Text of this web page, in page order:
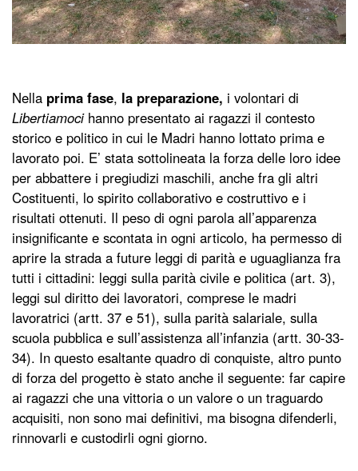
Nella prima fase, la preparazione, i volontari di
Libertiamoci hanno presentato ai ragazzi il contesto
storico e politico in cui le Madri hanno lottato prima e
lavorato poi. E’ stata sottolineata la forza delle loro idee
per abbattere i pregiudizi maschili, anche fra gli altri
Costituenti, lo spirito collaborativo e costruttivo e i
risultati ottenuti. Il peso di ogni parola all’apparenza
insignificante e scontata in ogni articolo, ha permesso di
aprire la strada a future leggi di parità e uguaglianza fra
tutti i cittadini: leggi sulla parità civile e politica (art. 3),
leggi sul diritto dei lavoratori, comprese le madri
lavoratrici (artt. 37 e 51), sulla parità salariale, sulla
scuola pubblica e sull’assistenza all’infanzia (artt. 30-33-
34). In questo esaltante quadro di conquiste, altro punto
di forza del progetto è stato anche il seguente: far capire
ai ragazzi che una vittoria o un valore o un traguardo
acquisiti, non sono mai definitivi, ma bisogna difenderli,
rinnovarli e custodirli ogni giorno.